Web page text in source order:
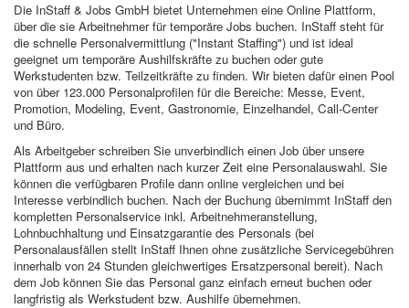
Die InStaff & Jobs GmbH bietet Unternehmen eine Online Plattform,
über die sie Arbeitnehmer für temporäre Jobs buchen. InStaff steht für
die schnelle Personalvermittlung ("Instant Staffing") und ist ideal
geeignet um temporäre Aushilfskräfte zu buchen oder gute
Werkstudenten bzw. Teilzeitkräfte zu finden. Wir bieten dafür einen Pool
von über 123.000 Personalprofilen für die Bereiche: Messe, Event,
Promotion, Modeling, Event, Gastronomie, Einzelhandel, Call-Center
und Büro.
Als Arbeitgeber schreiben Sie unverbindlich einen Job über unsere
Plattform aus und erhalten nach kurzer Zeit eine Personalauswahl. Sie
können die verfügbaren Profile dann online vergleichen und bei
Interesse verbindlich buchen. Nach der Buchung übernimmt InStaff den
kompletten Personalservice inkl. Arbeitnehmeranstellung,
Lohnbuchhaltung und Einsatzgarantie des Personals (bei
Personalausfällen stellt InStaff Ihnen ohne zusätzliche Servicegebühren
innerhalb von 24 Stunden gleichwertiges Ersatzpersonal bereit). Nach
dem Job können Sie das Personal ganz einfach erneut buchen oder
langfristig als Werkstudent bzw. Aushilfe übernehmen.